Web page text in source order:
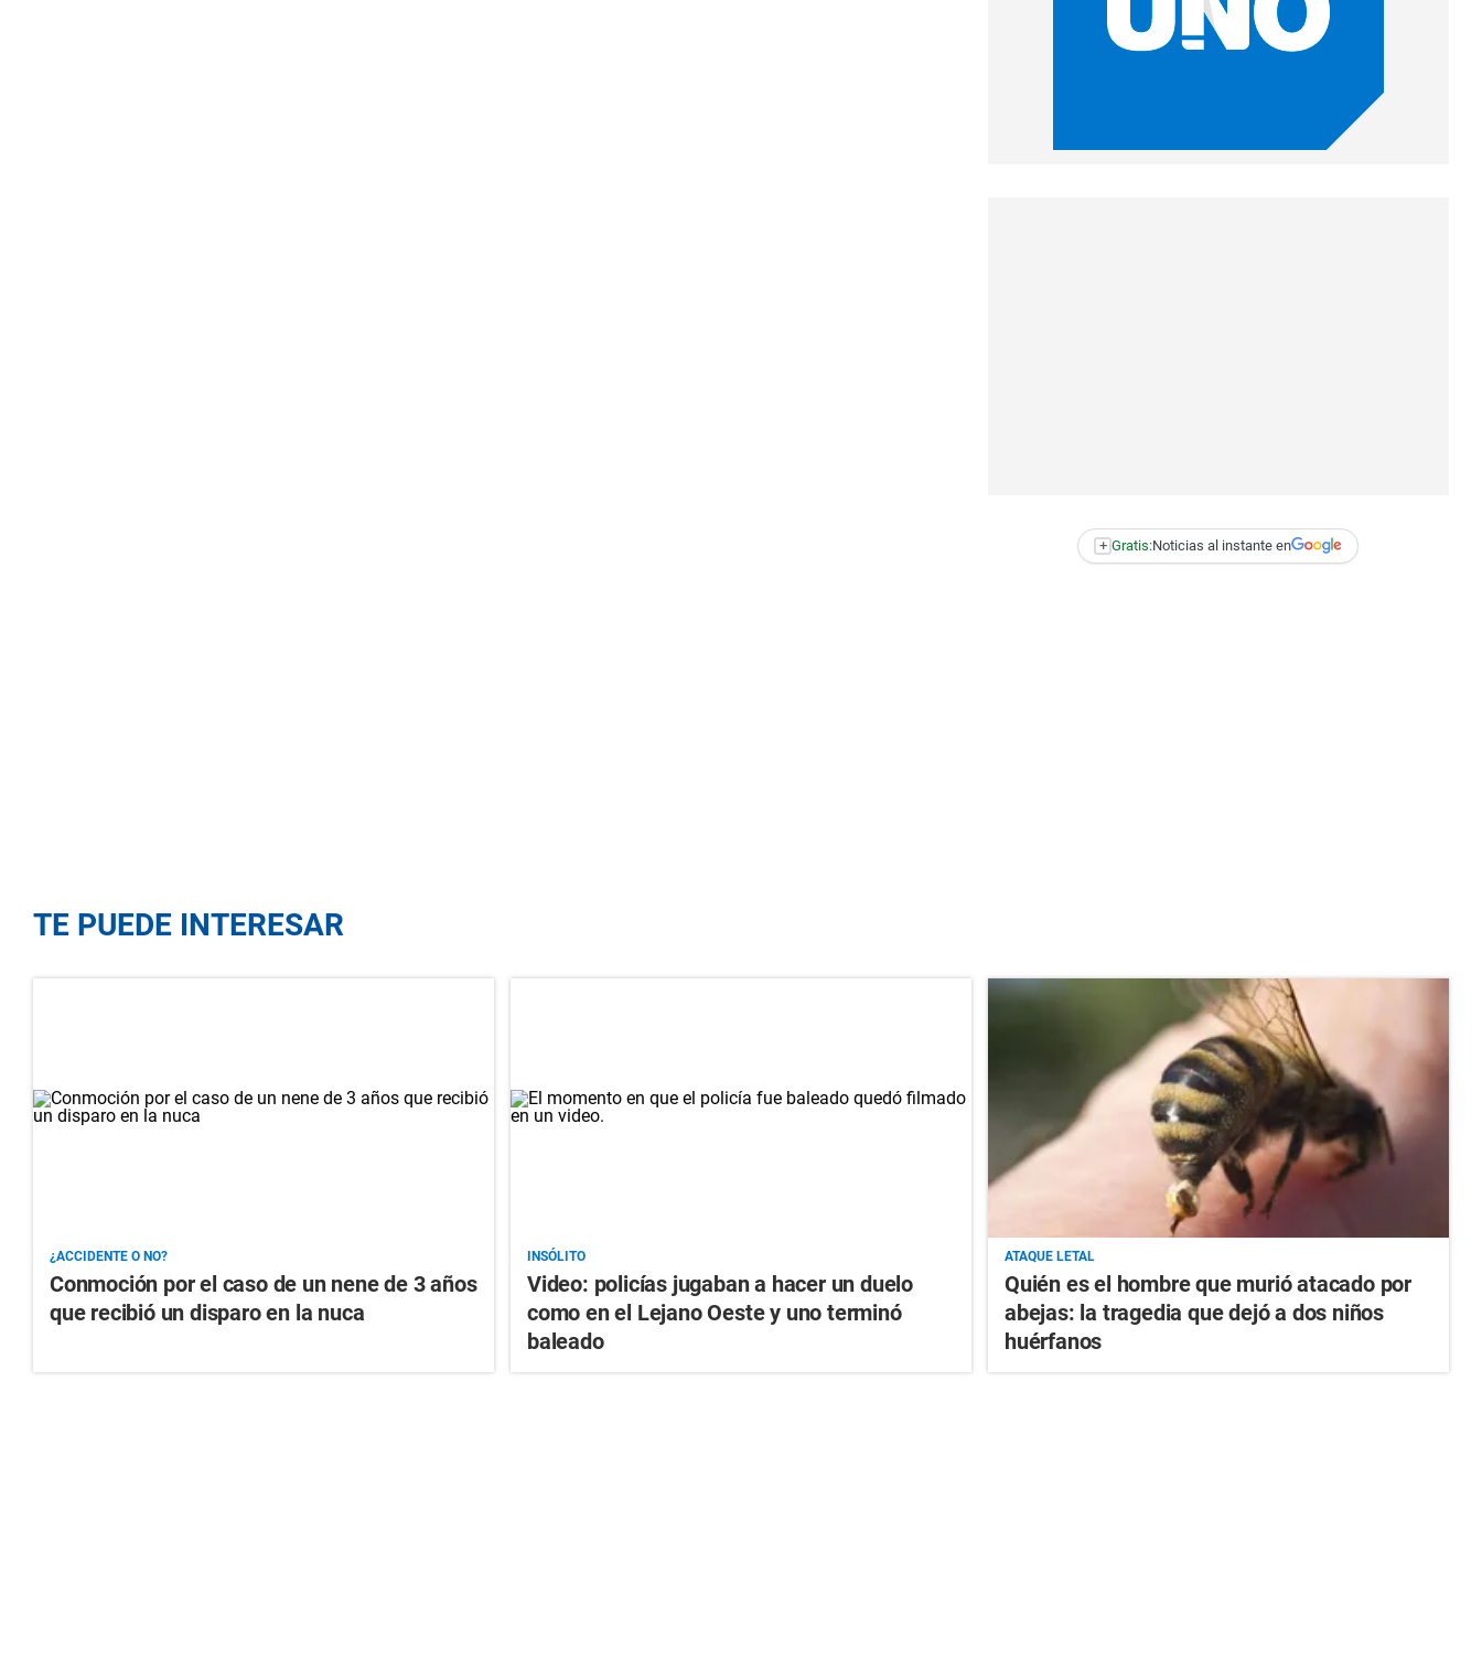
+ Gratis:Noticias al instante en
TE PUEDE INTERESAR
¿ACCIDENTE O NO?
Conmoción por el caso de un nene de 3 años
que recibió un disparo en la nuca
INSÓLITO
Video: policías jugaban a hacer un duelo
como en el Lejano Oeste y uno terminó
baleado
ATAQUE LETAL
Quién es el hombre que murió atacado por
abejas: la tragedia que dejó a dos niños
huérfanos